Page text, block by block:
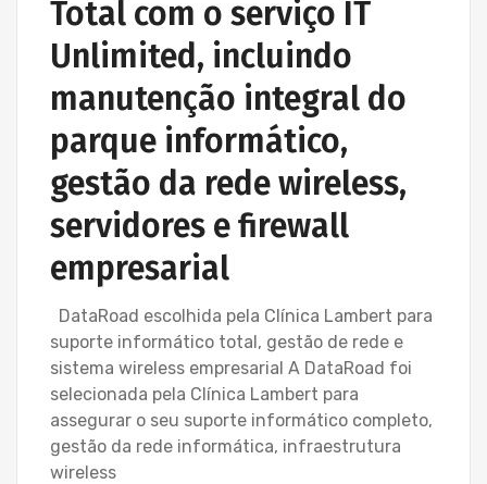
Total com o serviço IT
Unlimited, incluindo
manutenção integral do
parque informático,
gestão da rede wireless,
servidores e firewall
empresarial
DataRoad escolhida pela Clínica Lambert para
suporte informático total, gestão de rede e
sistema wireless empresarial A DataRoad foi
selecionada pela Clínica Lambert para
assegurar o seu suporte informático completo,
gestão da rede informática, infraestrutura
wireless